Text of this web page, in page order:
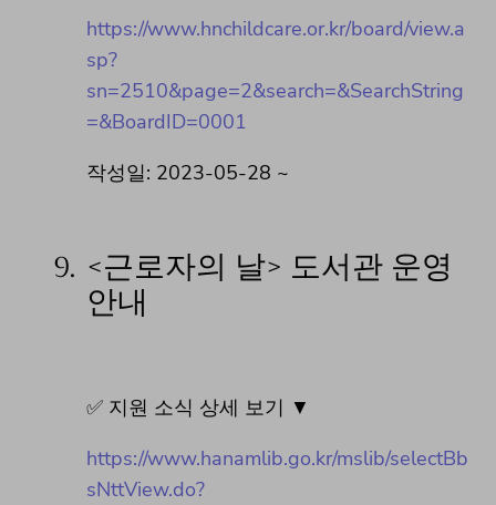
https://www.hnchildcare.or.kr/board/view.a
sp?
sn=2510&page=2&search=&SearchString
=&BoardID=0001
작성일: 2023-05-28 ~
9. <근로자의 날> 도서관 운영
안내
✅ 지원 소식 상세 보기 ▼
https://www.hanamlib.go.kr/mslib/selectBb
sNttView.do?